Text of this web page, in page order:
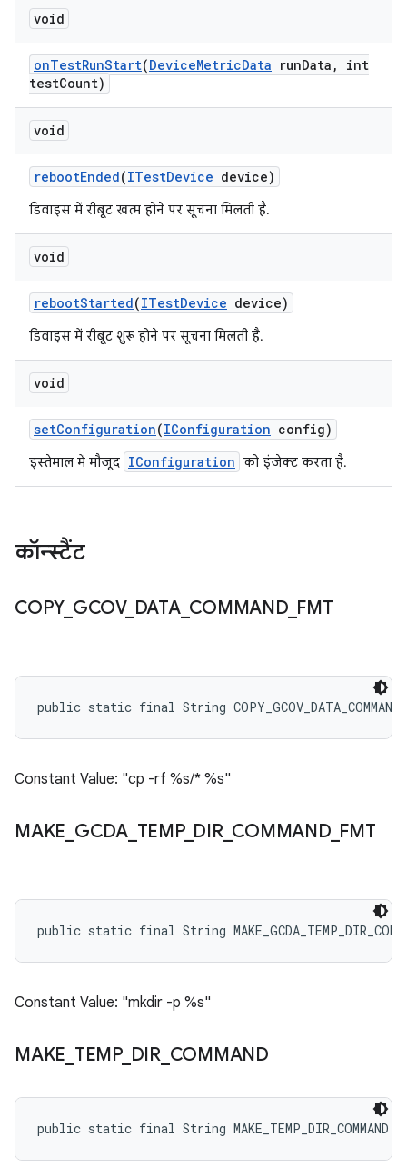
void
onTestRunStart(DeviceMetricData runData ,
int
testCount)
void
rebootEnded(ITestDevice device)
डिवाइस में रीबूट खत्म होने पर सूचना मिलती है.
void
rebootStarted(ITestDevice device)
डिवाइस में रीबूट शुरू होने पर सूचना मिलती है.
void
setConfiguration(IConfiguration config)
इस्तेमाल में मौजूद IConfiguration को इंजेक्ट करता है.
कॉन्स्टैंट
COPY_ GCOV_ DATA_ COMMAND_ FMT
public static final String
Constant Value: "cp -rf %s/* %s"
MAKE GCDA_ TEMP_ DIR_ COMMAND_ FMT
public static final String
Constant Value: "mkdir -p %s"
MAKE TEMP_ DIR_ COMMAND
public static final String MAKE_TEMP_DIR_COMMAND